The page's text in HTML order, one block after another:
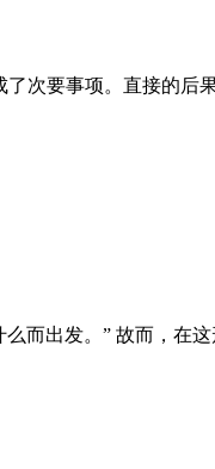
次要事项。直接的
而出发。” 故而，在